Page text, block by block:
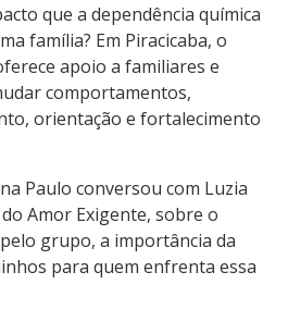
que a dependência química
família? Em Piracicaba, o
apoio a familiares e
comportamentos,
orientação e fortalecimento
Paulo conversou com Luzia
Amor Exigente, sobre o
grupo, a importância da
para quem enfrenta essa